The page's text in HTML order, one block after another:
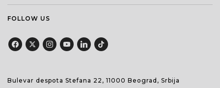
FOLLOW US
Bulevar despota Stefana 22, 11000 Beograd, Srbija